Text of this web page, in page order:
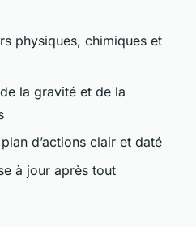
physiques, chimiques et
la gravité et de la
d’actions clair et daté
à jour après tout